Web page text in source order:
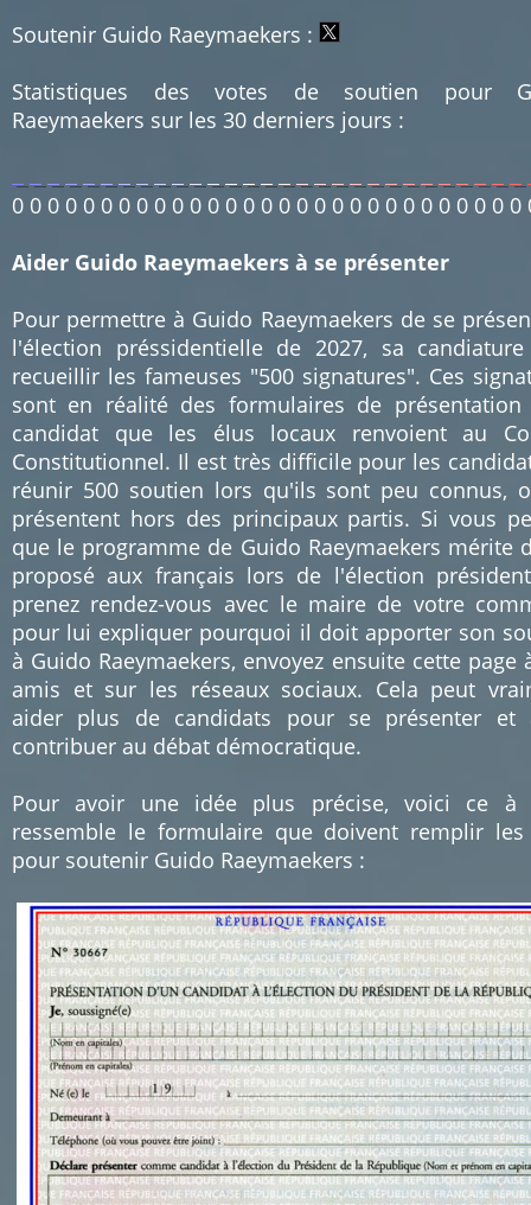
Soutenir Guido Raeymaekers :
Statistiques des votes de soutien pour
Raeymaekers sur les 30 derniers jours :
0 0 0 0 0 0 0 0 0 0 0 0 0 0 0 0 0 0 0 0 0 0 0 0 0 0 0 0 0
Aider Guido Raeymaekers à se présenter
Pour permettre à Guido Raeymaekers de se
l'élection préssidentielle de 2027, sa
recueillir les fameuses "500 signatures". Ces
sont en réalité des formulaires de présentation
candidat que les élus locaux renvoient au
Constitutionnel. Il est très difficile pour les
réunir 500 soutien lors qu'ils sont peu connus,
présentent hors des principaux partis. Si vous
que le programme de Guido Raeymaekers mérite
proposé aux français lors de l'élection
prenez rendez-vous avec le maire de votre
pour lui expliquer pourquoi il doit apporter son
à Guido Raeymaekers, envoyez ensuite cette page
amis et sur les réseaux sociaux. Cela peut
aider plus de candidats pour se présenter et
contribuer au débat démocratique.
Pour avoir une idée plus précise, voici ce à
ressemble le formulaire que doivent remplir les
pour soutenir Guido Raeymaekers :